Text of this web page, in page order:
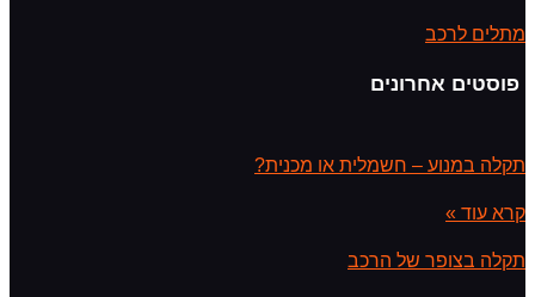
מתלים לרכב
פוסטים אחרונים
תקלה במנוע – חשמלית או מכנית?
קרא עוד »
תקלה בצופר של הרכב